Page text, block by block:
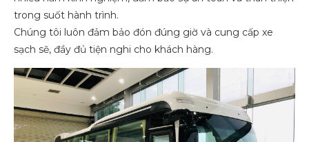
trong suốt hành trình.
Chúng tôi luôn đảm bảo đón đúng giờ và cung cấp xe
sạch sẽ, đầy đủ tiện nghi cho khách hàng.